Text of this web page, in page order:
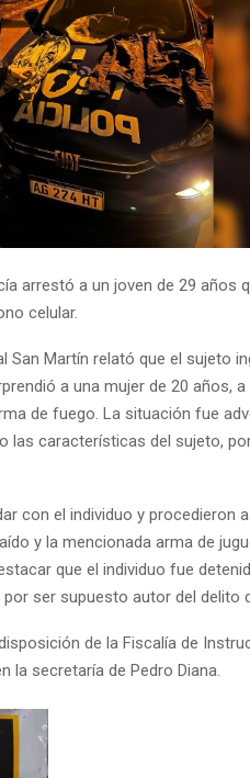
arrestó a un joven de 29 años
celular.
San Martín relató que el sujeto
a una mujer de 20 años,
de fuego. La situación fue
las características del sujeto,
con el individuo y procedieron
y la mencionada arma de
que el individuo fue
ser supuesto autor del delito
de la Fiscalía de
la secretaría de Pedro Diana.